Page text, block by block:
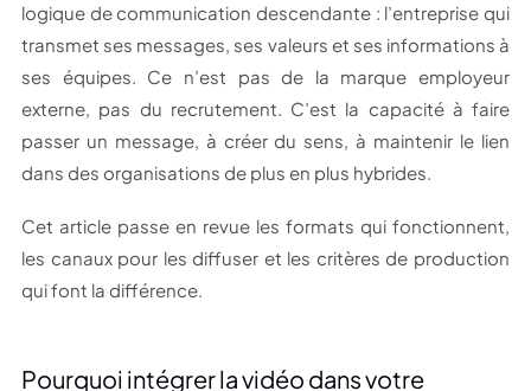
logique de communication descendante : l’entreprise qui
transmet ses messages, ses valeurs et ses informations à
ses équipes. Ce n’est pas de la marque employeur
externe, pas du recrutement. C’est la capacité à faire
passer un message, à créer du sens, à maintenir le lien
dans des organisations de plus en plus hybrides.
Cet article passe en revue les formats qui fonctionnent,
les canaux pour les diffuser et les critères de production
qui font la différence.
Pourquoi intégrer la vidéo dans votre